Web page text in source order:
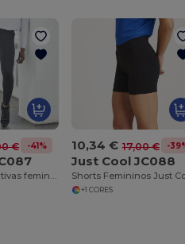
€ -41%
Perneiras esportivas femininas
10,34 € 17,00 € -
Just Cool JC088
+1 CORES